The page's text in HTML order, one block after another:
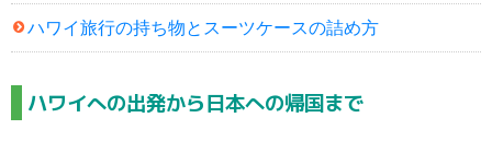
ハワイ旅行の持ち物とスーツケースの詰め方
ハワイへの出発から日本への帰国まで